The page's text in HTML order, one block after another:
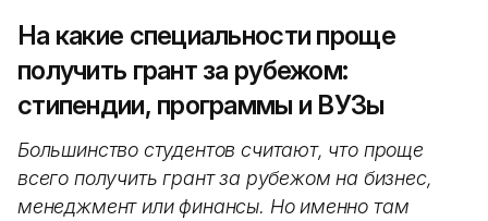
На какие специальности проще
получить грант за рубежом:
стипендии, программы и ВУЗы
Большинство студентов считают, что проще
всего получить грант за рубежом на бизнес,
менеджмент или финансы. Но именно там